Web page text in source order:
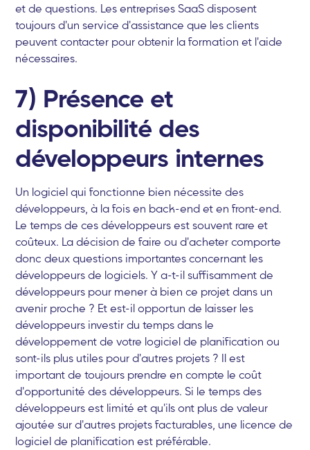
et de questions. Les entreprises SaaS disposent
toujours d'un service d'assistance que les clients
peuvent contacter pour obtenir la formation et l'aide
nécessaires.
7) Présence et
disponibilité des
développeurs internes
Un logiciel qui fonctionne bien nécessite des
développeurs, à la fois en back-end et en front-end.
Le temps de ces développeurs est souvent rare et
coûteux. La décision de faire ou d'acheter comporte
donc deux questions importantes concernant les
développeurs de logiciels. Y a-t-il suffisamment de
développeurs pour mener à bien ce projet dans un
avenir proche ? Et est-il opportun de laisser les
développeurs investir du temps dans le
développement de votre logiciel de planification ou
sont-ils plus utiles pour d'autres projets ? Il est
important de toujours prendre en compte le coût
d'opportunité des développeurs. Si le temps des
développeurs est limité et qu'ils ont plus de valeur
ajoutée sur d'autres projets facturables, une licence de
logiciel de planification est préférable.